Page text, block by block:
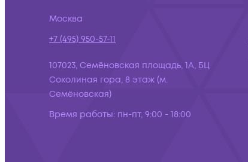
Москва
+7 (495) 950-57-11
107023, Семёновская площадь, 1А, БЦ
Соколиная гора, 8 этаж (м.
Семёновская)
Время работы: пн-пт, 9:00 - 18:00